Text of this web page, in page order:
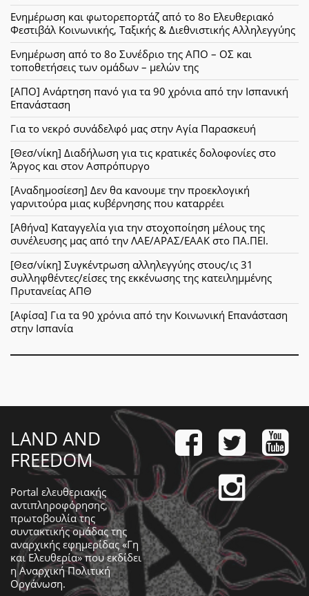
Ενημέρωση και φωτορεπορτάζ από το 8ο Ελευθεριακό
Φεστιβάλ Κοινωνικής, Ταξικής & Διεθνιστικής Αλληλεγγύης
Ενημέρωση από το 8ο Συνέδριο της ΑΠΟ – ΟΣ και
τοποθετήσεις των ομάδων – μελών της
[ΑΠΟ] Ανάρτηση πανό για τα 90 χρόνια από την Ισπανική
Επανάσταση
Για το νεκρό συνάδελφό μας στην Αγία Παρασκευή
[Θεσ/νίκη] Διαδήλωση για τις κρατικές δολοφονίες στο
Άργος και στον Ασπρόπυργο
[Αναδημοσίεση] Δεν θα κανουμε την προεκλογική
γαρνιτούρα μιας κυβέρνησης που καταρρέει
[Αθήνα] Καταγγελία για την στοχοποίηση μέλους της
συνέλευσης μας από την ΛΑΕ/ΑΡΑΣ/ΕΑΑΚ στο ΠΑ.ΠΕΙ.
[Θεσ/νίκη] Συγκέντρωση αλληλεγγύης στους/ις 31
συλληφθέντες/είσες της εκκένωσης της κατειλημμένης
Πρυτανείας ΑΠΘ
[Αφίσα] Για τα 90 χρόνια από την Κοινωνική Επανάσταση
στην Ισπανία
LAND AND
FREEDOM
Portal ελευθεριακής
αντιπληροφόρησης,
πρωτοβουλία της
συντακτικής ομάδας της
αναρχικής εφημερίδας «Γη
και Ελευθερία» που εκδίδει
ηΑναρχική Πολιτική
Οργάνωση.